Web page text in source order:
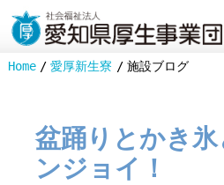
Home 愛厚新生寮 施設ブログ
盆踊りとかき
ンジョイ！